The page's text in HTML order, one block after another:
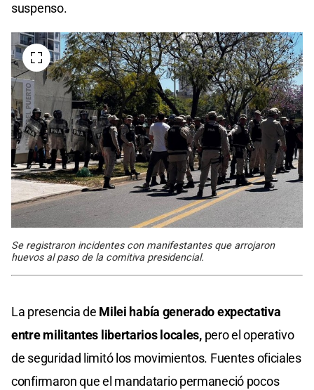
suspenso.
Se registraron incidentes con manifestantes que arrojaron
huevos al paso de la comitiva presidencial.
La presencia de Milei había generado expectativa
entre militantes libertarios locales,pero el operativo
de seguridad limitó los movimientos. Fuentes oficiales
confirmaron que el mandatario permaneció pocos